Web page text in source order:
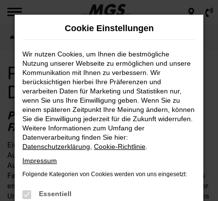
Zum
springen
Peugeot 2008 für
Dresden günstig kaufen
PEUGEOT 2008 – IHR PERFEKTES
FAHRZEUG FÜR DRESDEN
Ein Peugeot 2008 für Dresden ist ganz sicher eine gute Wahl.
Aus der Erfahrung aus mehr als 65 Jahren im
Automobilbereich und drei Generationen eines traditionellen
Familienbetriebs, können wir dieses Modell guten Gewissens
empfehlen. Aus Dresden ist der Weg zu MGS nicht weit. Unser
Unternehmen schreibt Beratung groß und hat stets ein offenes
Cookie Einstellungen
Wir nutzen Cookies, um Ihnen die bestmögliche
Nutzung unserer Webseite zu ermöglichen und unsere
Kommunikation mit Ihnen zu verbessern. Wir
berücksichtigen hierbei Ihre Präferenzen und
verarbeiten Daten für Marketing und Statistiken nur,
wenn Sie uns Ihre Einwilligung geben. Wenn Sie zu
einem späteren Zeitpunkt Ihre Meinung ändern, können
Sie die Einwilligung jederzeit für die Zukunft widerrufen.
Weitere Informationen zum Umfang der
Datenverarbeitung finden Sie hier:
Datenschutzerklärung Cookie-Richtlinie
Impressum
Folgende Kategorien von Cookies werden von uns eingesetzt:
Essentiell